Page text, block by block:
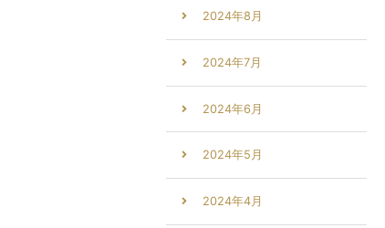
2024年8月
2024年7月
2024年6月
2024年5月
2024年4月